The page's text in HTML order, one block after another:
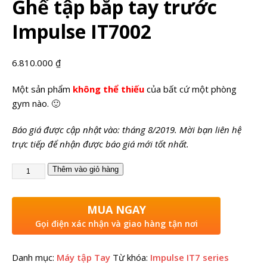
Ghế tập bắp tay trước
Impulse IT7002
6.810.000 ₫
Một sản phẩm không thể thiếu của bất cứ một phòng
gym nào. 🙂
Báo giá được cập nhật vào: tháng 8/2019. Mời bạn liên hệ
trực tiếp để nhận được báo giá mới tốt nhất.
Thêm vào giỏ hàng
MUA NGAY
Gọi điện xác nhận và giao hàng tận nơi
Danh mục: Máy tập Tay Từ khóa: Impulse IT7 series